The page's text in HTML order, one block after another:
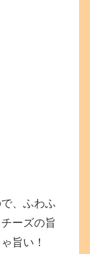
、ふわふ
ーズの旨
旨い！